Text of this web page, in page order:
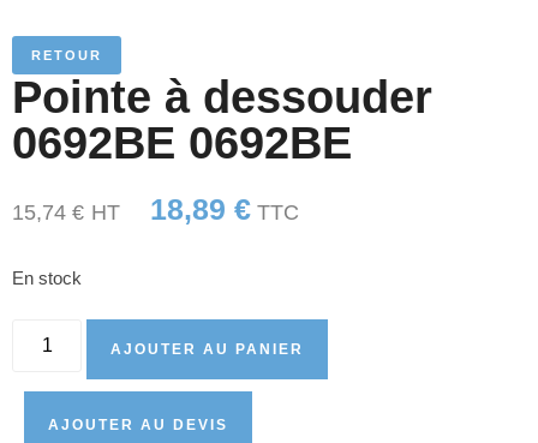
RETOUR
Pointe à dessouder
0692BE 0692BE
15,74 € HT 18,89 € TTC
En stock
AJOUTER AU PANIER
AJOUTER AU DEVIS